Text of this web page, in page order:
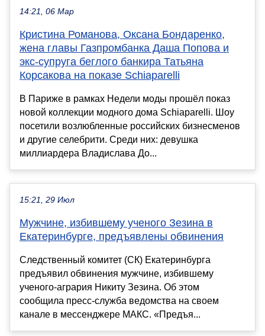
14:21, 06 Мар
Кристина Романова, Оксана Бондаренко,
жена главы Газпромбанка Даша Попова и
экс-супруга беглого банкира Татьяна
Корсакова на показе Schiaparelli
В Париже в рамках Недели моды прошёл показ
новой коллекции модного дома Schiaparelli. Шоу
посетили возлюбленные российских бизнесменов
и другие селебрити. Среди них: девушка
миллиардера Владислава До...
15:21, 29 Июл
Мужчине, избившему ученого Зезина в
Екатеринбурге, предъявлены обвинения
Следственный комитет (СК) Екатеринбурга
предъявил обвинения мужчине, избившему
ученого-агрария Никиту Зезина. Об этом
сообщила пресс-служба ведомства на своем
канале в мессенджере МАКС. «Предъя...